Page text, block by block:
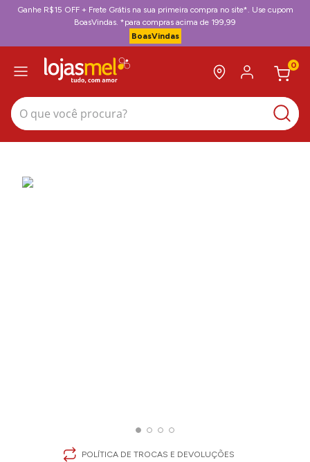
Ganhe R$15 OFF + Frete Grátis na sua primeira compra no site*. Use cupom
BoasVindas. *para compras acima de 199,99
BoasVindas
0
O que você procura?
POLÍTICA DE TROCAS E DEVOLUÇÕES